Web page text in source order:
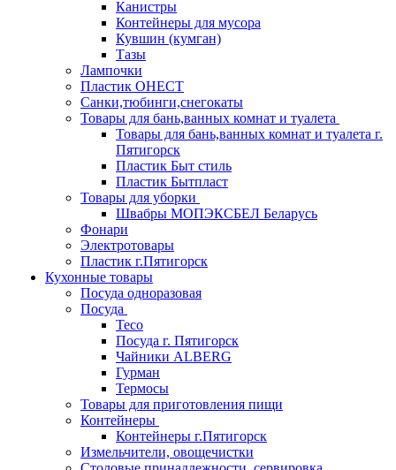
Канистры
Контейнеры для мусора
Кувшин (кумган)
Тазы
Лампочки
Пластик ОНЕСТ
Санки,тюбинги,снегокаты
Товары для бань,ванных комнат и туалета
Товары для бань,ванных комнат и туалета г.
Пятигорск
Пластик Быт стиль
Пластик Бытпласт
Товары для уборки
Швабры МОПЭКСБЕЛ Беларусь
Фонари
Электротовары
Пластик г.Пятигорск
Кухонные товары
Посуда одноразовая
Посуда
Teco
Посуда г. Пятигорск
Чайники ALBERG
Гурман
Термосы
Товары для приготовления пищи
Контейнеры
Контейнеры г.Пятигорск
Измельчители, овощечистки